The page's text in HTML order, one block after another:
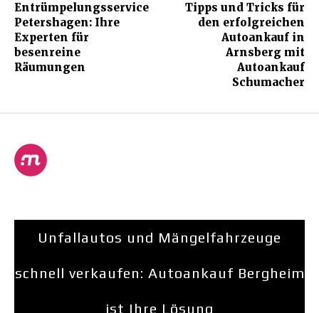
Entrümpelungsservice
Petershagen: Ihre
Experten für
besenreine
Räumungen
Tipps und Tricks für
den erfolgreichen
Autoankauf in
Arnsberg mit
Autoankauf
Schumacher
Unfallautos und Mängelfahrzeuge
schnell verkaufen: Autoankauf Bergheim
ist Ihre Lösung